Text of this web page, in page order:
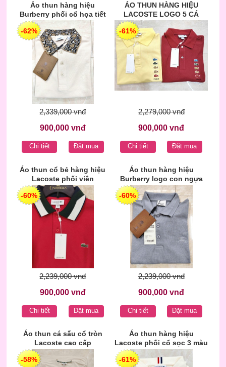
Áo thun hàng hiệu
Burberry phối cổ họa tiết
-62%
2,339,000 vnđ
900,000 vnđ
Chi tiết Đặt mua
ÁO THUN HÀNG HIỆU
LACOSTE LOGO 5 CÁ
-61%
2,279,000 vnđ
900,000 vnđ
Chi tiết Đặt mua
Áo thun cổ bẻ hàng hiệu
Lacoste phối viền
-60%
2,239,000 vnđ
900,000 vnđ
Chi tiết Đặt mua
Áo thun hàng hiệu
Burberry logo con ngựa
-60%
2,239,000 vnđ
900,000 vnđ
Chi tiết Đặt mua
Áo thun cá sấu cổ tròn
Lacoste cao cấp
-58%
Áo thun hàng hiệu
Lacoste phối cổ sọc 3 màu
-61%